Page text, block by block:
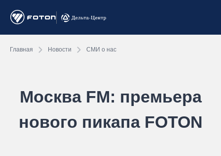
Главная Новости СМИ о нас
Москва FM: премьера
нового пикапа FOTON